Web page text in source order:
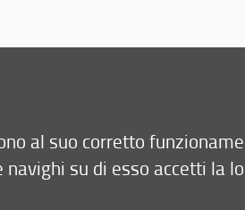
al suo corretto
su di esso accetti la